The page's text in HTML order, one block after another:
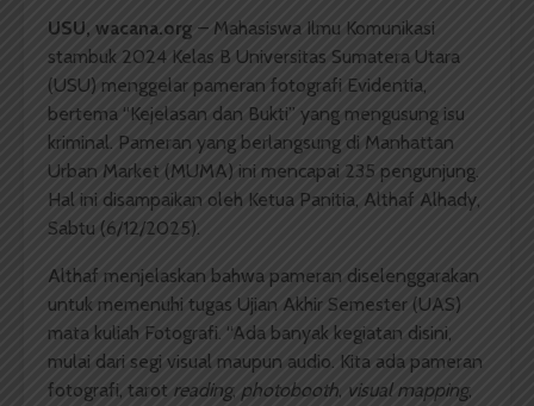
USU, wacana.org – Mahasiswa Ilmu Komunikasi
stambuk 2024 Kelas B Universitas Sumatera Utara
(USU) menggelar pameran fotografi Evidentia,
bertema “Kejelasan dan Bukti” yang mengusung isu
kriminal. Pameran yang berlangsung di Manhattan
Urban Market (MUMA) ini mencapai 235 pengunjung.
Hal ini disampaikan oleh Ketua Panitia, Althaf Alhady,
Sabtu (6/12/2025).
Althaf menjelaskan bahwa pameran diselenggarakan
untuk memenuhi tugas Ujian Akhir Semester (UAS)
mata kuliah Fotografi. “Ada banyak kegiatan disini,
mulai dari segi visual maupun audio. Kita ada pameran
fotografi, tarot reading, photobooth, visual mapping,